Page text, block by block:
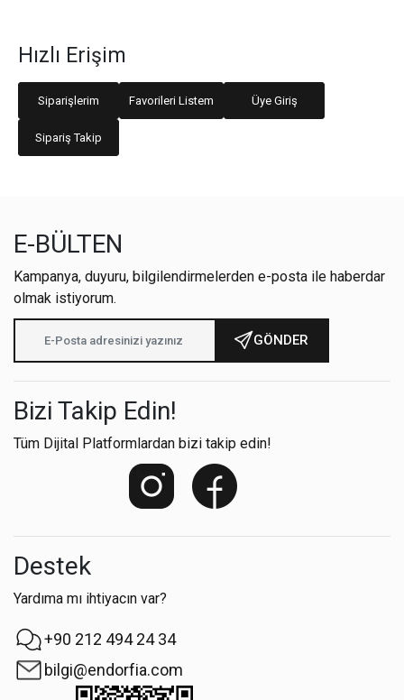
Hızlı Erişim
Siparişlerim Favorileri Listem Üye Giriş
Sipariş Takip
E-BÜLTEN
Kampanya, duyuru, bilgilendirmelerden e-posta ile haberdar
olmak istiyorum.
GÖNDER
Bizi Takip Edin!
Tüm Dijital Platformlardan bizi takip edin!
Destek
Yardıma mı ihtiyacın var?
+90 212 494 24 34
bilgi@endorfia.com